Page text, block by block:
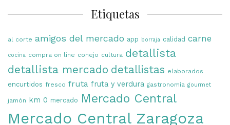
Etiquetas
al corte amigos del mercado app borraja calidad carne
cocina compra on line conejo cultura detallista
detallista mercado detallistas elaborados
encurtidos fresco fruta fruta y verdura gastronomía gourmet
jamón km 0 mercado Mercado Central
Mercado Central Zaragoza